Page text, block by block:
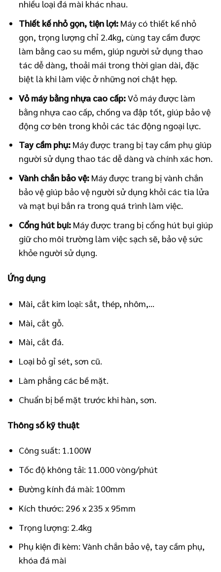
nhiều loại đá mài khác nhau.
Thiết kế nhỏ gọn, tiện lợi: Máy có thiết kế nhỏ
gọn, trọng lượng chỉ 2.4kg, cùng tay cầm được
làm bằng cao su mềm, giúp người sử dụng thao
tác dễ dàng, thoải mái trong thời gian dài, đặc
biệt là khi làm việc ở những nơi chật hẹp.
Vỏ máy bằng nhựa cao cấp:Vỏ máy được làm
bằng nhựa cao cấp, chống va đập tốt, giúp bảo vệ
động cơ bên trong khỏi các tác động ngoại lực.
Tay cầm phụ: Máy được trang bị tay cầm phụ giúp
người sử dụng thao tác dễ dàng và chính xác hơn.
Vành chắn bảo vệ: Máy được trang bị vành chắn
bảo vệ giúp bảo vệ người sử dụng khỏi các tia lửa
và mạt bụi bắn ra trong quá trình làm việc.
Cổng hút bụi: Máy được trang bị cổng hút bụi giúp
giữ cho môi trường làm việc sạch sẽ, bảo vệ sức
khỏe người sử dụng.
Ứng dụng
Mài, cắt kim loại: sắt, thép, nhôm,…
Mài, cắt gỗ.
Mài, cắt đá.
Loại bỏ gỉ sét, sơn cũ.
Làm phẳng các bề mặt.
Chuẩn bị bề mặt trước khi hàn, sơn.
Thông số kỹ thuật
Công suất: 1.100W
Tốc độ không tải: 11.000 vòng/phút
Đường kính đá mài: 100mm
Kích thước: 296 x 235 x 95mm
Trọng lượng: 2.4kg
Phụ kiện đi kèm: Vành chắn bảo vệ, tay cầm phụ,
khóa đá mài